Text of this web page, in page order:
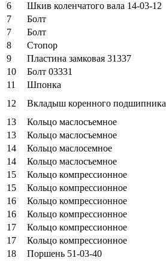
6
Шкив коленчатого вала 14-03-12
7
Болт
7
Болт
8
Стопор
9
Пластина замковая 31337
10
Болт 03331
11
Шпонка
12
Вкладыш коренного подшипника
13
Кольцо маслосъемное
13
Кольцо маслосъемное
14
Кольцо маслосемное
14
Кольцо маслосъемное
15
Кольцо компрессионное
15
Кольцо компрессионное
16
Кольцо компрессионное
16
Кольцо компрессионное
17
Кольцо компрессионное
17
Кольцо компрессионное
18
Поршень 51-03-40